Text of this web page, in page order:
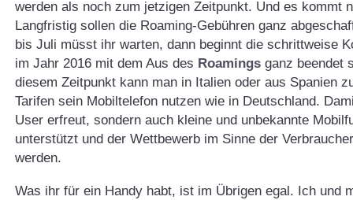
werden als noch zum jetzigen Zeitpunkt. Und es kommt
Langfristig sollen die Roaming-Gebühren ganz
bis Juli müsst ihr warten, dann beginnt die schrittweise
im Jahr 2016 mit dem Aus des Roamings ganz beendet
diesem Zeitpunkt kann man in Italien oder aus Spanien
Tarifen sein Mobiltelefon nutzen wie in Deutschland.
User erfreut, sondern auch kleine und unbekannte
unterstützt und der Wettbewerb im Sinne der
werden.
Was ihr für ein Handy habt, ist im Übrigen egal. Ich und